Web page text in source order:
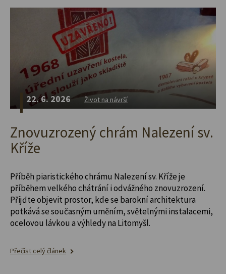
22. 6. 2026 Život na návrší
Znovuzrozený chrám Nalezení sv.
Kříže
Příběh piaristického chrámu Nalezení sv. Kříže je
příběhem velkého chátrání i odvážného znovuzrození.
Přijďte objevit prostor, kde se barokní architektura
potkává se současným uměním, světelnými instalacemi,
ocelovou lávkou a výhledy na Litomyšl.
Přečíst celý článek